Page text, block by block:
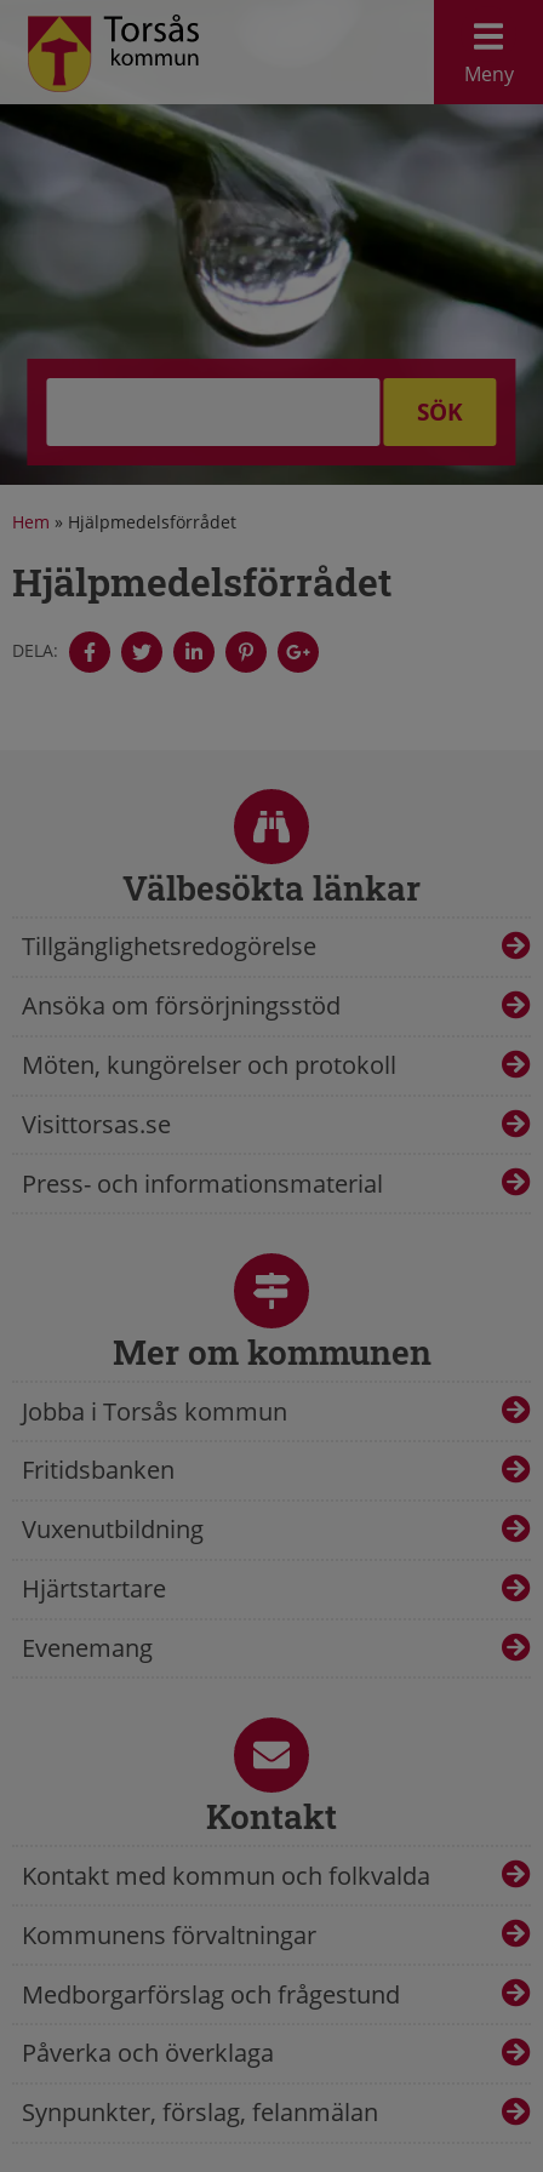
Meny
SÖK
Hem » Hjälpmedelsförrådet
Hjälpmedelsförrådet
DELA:
Välbesökta länkar
Tillgänglighetsredogörelse
Ansöka om försörjningsstöd
Möten, kungörelser och protokoll
Visittorsas.se
Press- och informationsmaterial
Mer om kommunen
Jobba i Torsås kommun
Fritidsbanken
Vuxenutbildning
Hjärtstartare
Evenemang
Kontakt
Kontakt med kommun och folkvalda
Kommunens förvaltningar
Medborgarförslag och frågestund
Påverka och överklaga
Synpunkter, förslag, felanmälan